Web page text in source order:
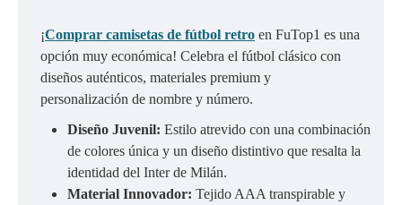
¡Comprar camisetas de fútbol retro en FuTop1 es una
opción muy económica! Celebra el fútbol clásico con
diseños auténticos, materiales premium y
personalización de nombre y número.
Diseño Juvenil: Estilo atrevido con una combinación
de colores única y un diseño distintivo que resalta la
identidad del Inter de Milán.
Material Innovador: Tejido AAA transpirable y